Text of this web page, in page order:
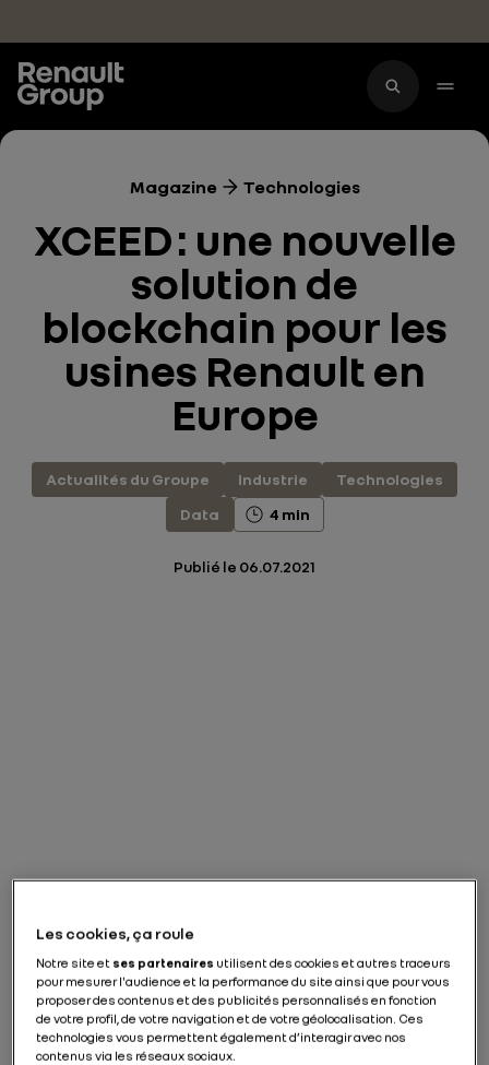
Magazine Technologies
XCEED : une nouvelle
solution de
blockchain pour les
usines Renault en
Europe
Actualités du Groupe Industrie
Technologies
Data
4 min
Publié le 06.07.2021
Les cookies, ça roule
Notre site et ses partenaires utilisent des cookies et autres traceurs
pour mesurer l'audience et la performance du site ainsi que pour vous
proposer des contenus et des publicités personnalisés en fonction
de votre profil, de votre navigation et de votre géolocalisation. Ces
technologies vous permettent également d’interagir avec nos
contenus via les réseaux sociaux.